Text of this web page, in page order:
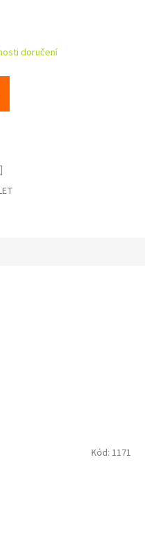
doručení
Kód: 1171